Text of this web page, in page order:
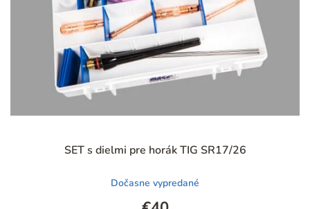
SET s dielmi pre horák TIG SR17/26
hodnotenie
je
4,9
Dočasne vypredané